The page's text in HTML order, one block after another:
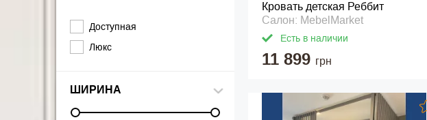
Доступная
Люкс
ШИРИНА
Кровать детская Реббит
Салон: MebelMarket
Есть в наличии
11 899 грн